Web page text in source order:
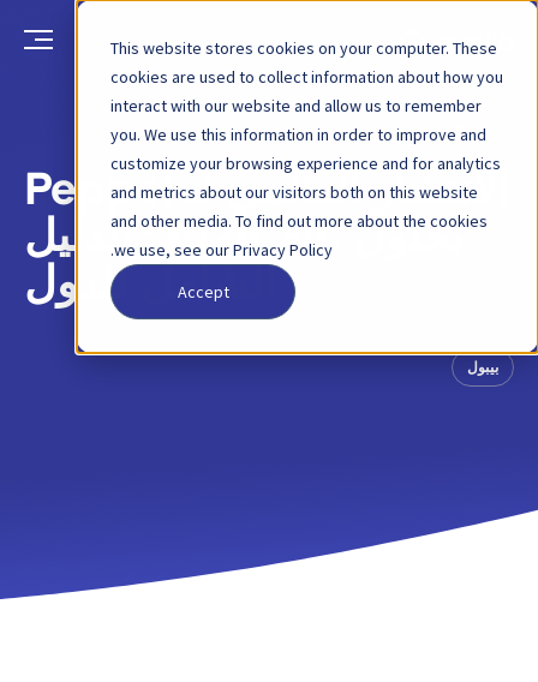
This website stores cookies on your computer. These
cookies are used to collect information about how you
interact with our website and allow us to remember
you. We use this information in order to improve and
customize your browsing experience and for analytics
and metrics about our visitors both on this website
and other media. To find out more about the cookies
we use, see our Privacy Policy.
Accept
العودةمنشور مدونة 13 نوفمبر 2025
الانتشار العالمي لـ Peppol
بحلول عام 2026: الدليل
الشامل للدول
بيبول